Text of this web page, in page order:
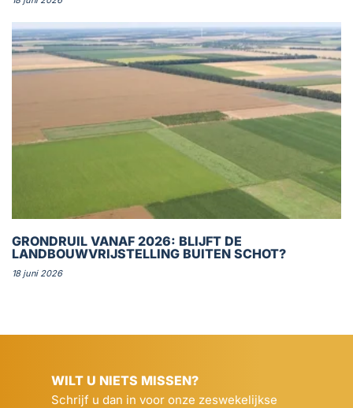
GRONDRUIL VANAF 2026: BLIJFT DE
LANDBOUWVRIJSTELLING BUITEN SCHOT?
18 juni 2026
WILT U NIETS MISSEN?
Schrijf u dan in voor onze zeswekelijkse